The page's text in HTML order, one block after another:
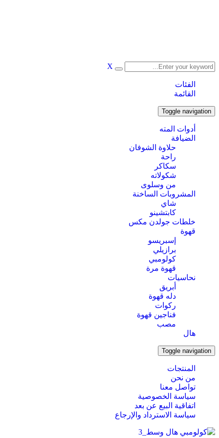
X
الفئات
القائمة
Toggle navigation
أدوات المته
الضيافة
حلاوة الشوفان
راحة
سكاكر
شكولاته
من وسلوى
المشروبات الساخنة
شاي
كابتشينو
خلطات جولدن مكس
قهوة
إسبريسو
برازيلي
كولومبي
قهوة مرة
نحاسيات
أبريق
‏دله قهوة
ركوات
فناجين قهوة
مصب
هال
Toggle navigation
المنتجات
من نحن
تواصل معنا
سياسة الخصوصية
اتفاقية البيع عن بعد
سياسة الاسترداد والإرجاع